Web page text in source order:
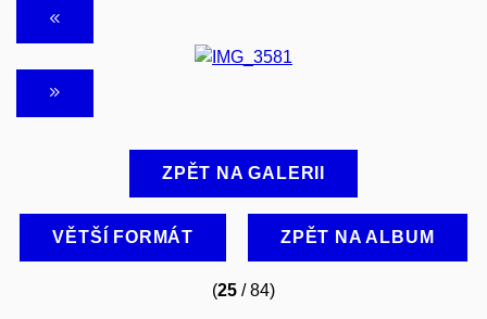
ZPĚT NA GALERII
VĚTŠÍ FORMÁT ZPĚT NA ALBUM
(25 / 84)